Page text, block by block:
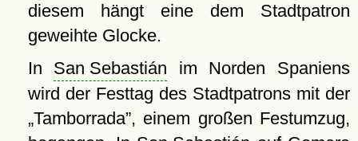
diesem hängt eine dem Stadtpatron
geweihte Glocke.
In San Sebastián im Norden Spaniens
wird der Festtag des Stadtpatrons mit der
Tamborrada , einem großen Festumzug,